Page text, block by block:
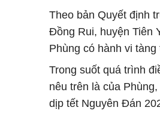
Theo bản Quyết định
Đồng Rui, huyện Tiên
Phùng có hành vi
Trong suốt quá trình
nêu trên là của
dịp tết Nguyên Đán